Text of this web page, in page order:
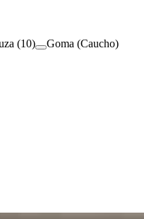
(10)
Goma (Caucho)